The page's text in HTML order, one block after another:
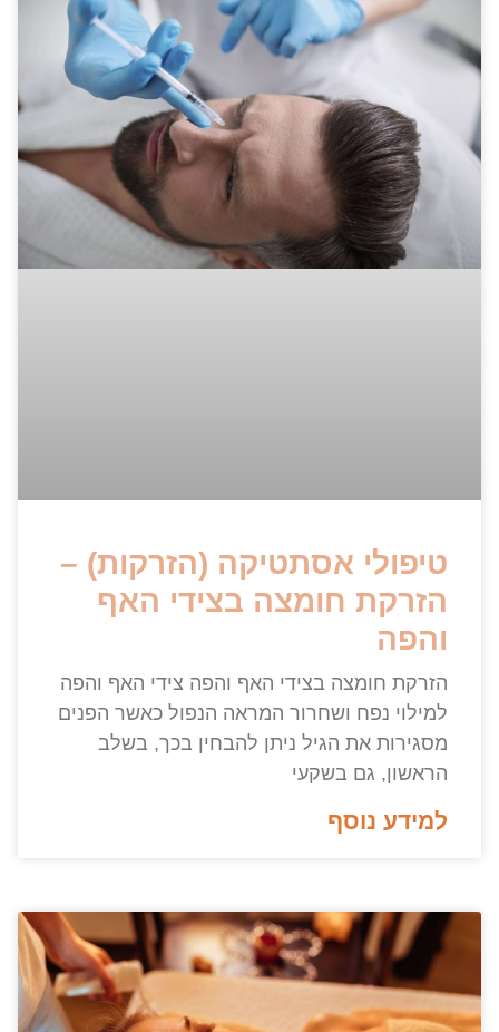
טיפולי אסתטיקה (הזרקות) –
הזרקת חומצה בצידי האף
והפה
הזרקת חומצה בצידי האף והפה צידי האף והפה
למילוי נפח ושחרור המראה הנפול כאשר הפנים
מסגירות את הגיל ניתן להבחין בכך, בשלב
הראשון, גם בשקעי
למידע נוסף